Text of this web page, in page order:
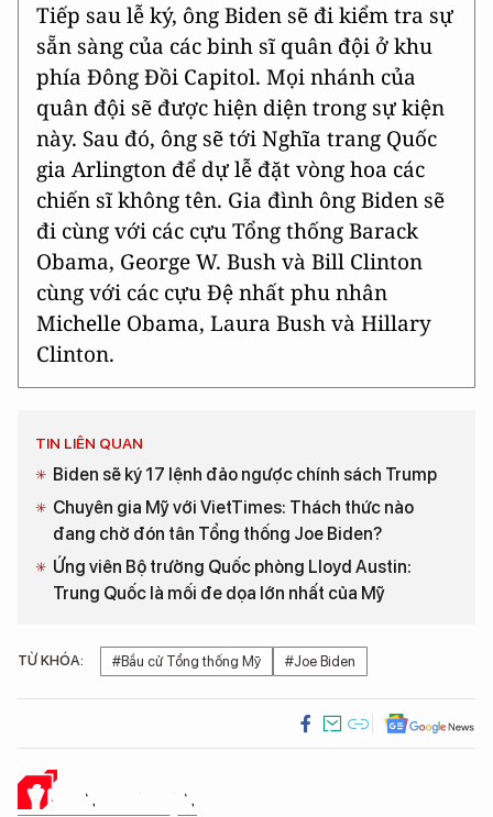
Tiếp sau lễ ký, ông Biden sẽ đi kiểm tra sự
sẵn sàng của các binh sĩ quân đội ở khu
phía Đông Đồi Capitol. Mọi nhánh của
quân đội sẽ được hiện diện trong sự kiện
này. Sau đó, ông sẽ tới Nghĩa trang Quốc
gia Arlington để dự lễ đặt vòng hoa các
chiến sĩ không tên. Gia đình ông Biden sẽ
đi cùng với các cựu Tổng thống Barack
Obama, George W. Bush và Bill Clinton
cùng với các cựu Đệ nhất phu nhân
Michelle Obama, Laura Bush và Hillary
Clinton.
TIN LIÊN QUAN
Biden sẽ ký 17 lệnh đảo ngược chính sách Trump
Chuyên gia Mỹ với VietTimes: Thách thức nào
đang chờ đón tân Tổng thống Joe Biden?
Ứng viên Bộ trưởng Quốc phòng Lloyd Austin:
Trung Quốc là mối đe dọa lớn nhất của Mỹ
TỪ KHÓA: #Bầu cử Tổng thống Mỹ #Joe Biden
Ý KIẾN CỦA BẠN